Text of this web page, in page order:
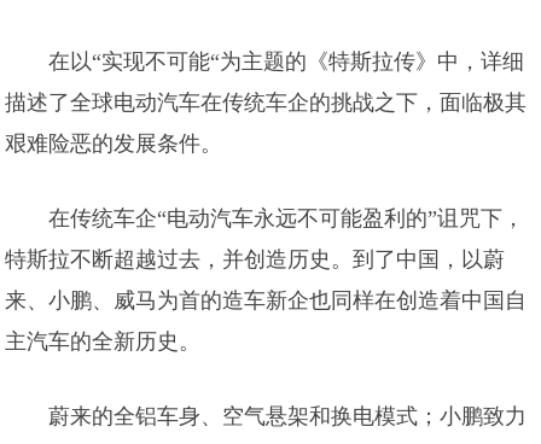
在以“实现不可能“为主题的《特斯拉传》中，详细
描述了全球电动汽车在传统车企的挑战之下，面临极其
艰难险恶的发展条件。
在传统车企“电动汽车永远不可能盈利的”诅咒下，
特斯拉不断超越过去，并创造历史。到了中国，以蔚
来、小鹏、威马为首的造车新企也同样在创造着中国自
主汽车的全新历史。
蔚来的全铝车身、空气悬架和换电模式；小鹏致力